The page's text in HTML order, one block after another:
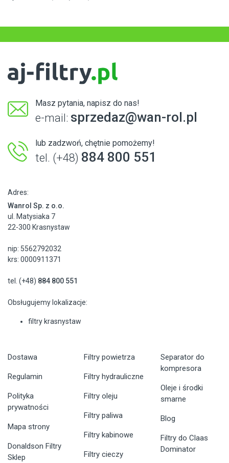
Masz pytania, napisz do nas!
e-mail: sprzedaz@wan-rol.pl
lub zadzwoń, chętnie pomożemy!
tel. (+48) 884 800 551
Adres:
Wanrol Sp. z o.o.
ul. Matysiaka 7
22-300 Krasnystaw
nip: 5562792032
krs: 0000911371
tel. (+48) 884 800 551
Obsługujemy lokalizacje:
filtry krasnystaw
Dostawa
Regulamin
Polityka
prywatności
Mapa strony
Donaldson Filtry
Sklep
Filtry powietrza
Filtry hydrauliczne
Filtry oleju
Filtry paliwa
Filtry kabinowe
Filtry cieczy
Separator do
kompresora
Oleje i środki
smarne
Blog
Filtry do Claas
Dominator